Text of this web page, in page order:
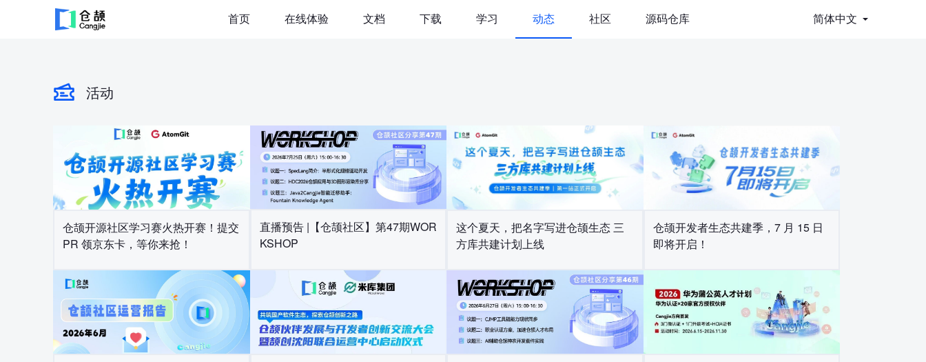
首页 在线体验 文档 下载 学习 动态 社区 源码仓库 简体中文
活动
仓颉开源社区学习赛火热开赛！提交
PR 领京东卡，等你来抢！
直播预告 |【仓颉社区】第47期WOR
KSHOP
这个夏天，把名字写进仓颉生态 三
方库共建计划上线
仓颉开发者生态共建季，7 月 15 日
即将开启！